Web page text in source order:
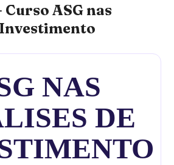
ASG nas
NAS
DE